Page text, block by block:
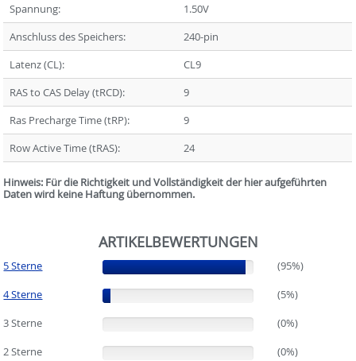
Spannung:
1.50V
Anschluss des Speichers:
240-pin
Latenz (CL):
CL9
RAS to CAS Delay (tRCD):
9
Ras Precharge Time (tRP):
9
Row Active Time (tRAS):
24
Hinweis: Für die Richtigkeit und Vollständigkeit der hier aufgeführten
Daten wird keine Haftung übernommen.
ARTIKELBEWERTUNGEN
5 Sterne (95%)
(95%)
4 Sterne
(5%)
(5%)
3 Sterne
(0%)
2 Sterne
(0%)